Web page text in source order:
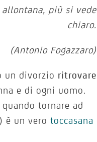
allontana, più si vede
chiaro.
(Antonio Fogazzaro)
un divorzio ritrovare
e di ogni uomo.
tornare ad
è un verotoccasana